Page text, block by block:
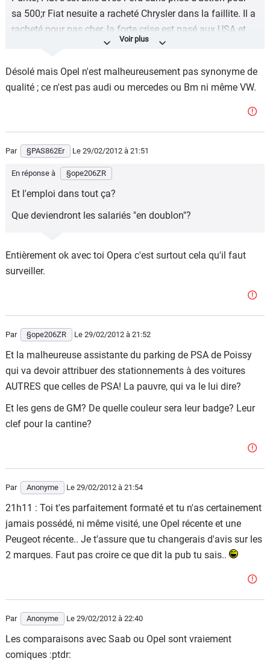
sa 500;r Fiat nesuite a racheté Chrysler dans la faillite. Il a
racheté pour pas cher, la forte crise est pasé aux USA et
les ventes remontent, c'est tout bénef pour Fiat, qui en
Pour PSA, même chassis, même finition, même moteur
aura raison de PSA je choisis Opel et sa Deutch kalitat.
PSA année après année se fera avaler par GM et la
marque s'effacera avec toute discrétion et disparaitra
dans l'anonymat
Désolé mais Opel n'est malheureusement pas synonyme de
qualité ; ce n'est pas audi ou mercedes ou Bm ni même VW.
Par §PAS862Er Le 29/02/2012 à 21:51
En réponse à §ope206ZR
Et l'emploi dans tout ça?
Que deviendront les salariés "en doublon"?
Entièrement ok avec toi Opera c'est surtout cela qu'il faut
surveiller.
Par §ope206ZR Le 29/02/2012 à 21:52
Et la malheureuse assistante du parking de PSA de Poissy
qui va devoir attribuer des stationnements à des voitures
AUTRES que celles de PSA! La pauvre, qui va le lui dire?
Et les gens de GM? De quelle couleur sera leur badge? Leur
clef pour la cantine?
Par Anonyme Le 29/02/2012 à 21:54
21h11 : Toi t'es parfaitement formaté et tu n'as certainement
jamais possédé, ni même visité, une Opel récente et une
Peugeot récente.. Je t'assure que tu changerais d'avis sur les
2 marques. Faut pas croire ce que dit la pub tu sais..
Par Anonyme Le 29/02/2012 à 22:40
Les comparaisons avec Saab ou Opel sont vraiement
comiques :ptdr: